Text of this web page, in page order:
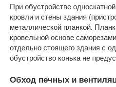
При обустройстве
кровли и стены здания
металлической планкой.
кровельной основе
отдельно стоящего здания с
обустройство конька не
Обход печных и